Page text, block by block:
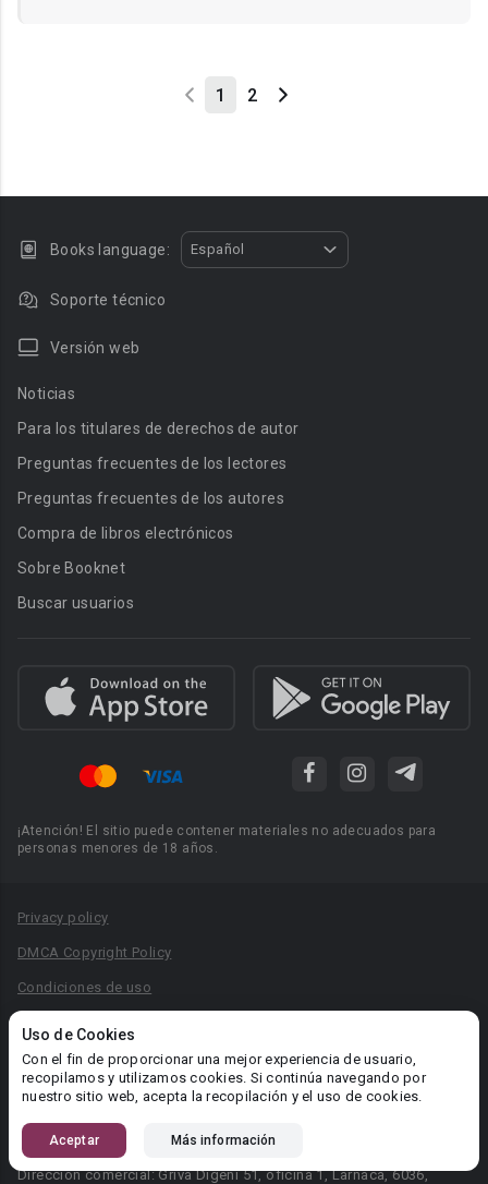
1 2
Uso de Cookies
Con el fin de proporcionar una mejor experiencia de usuario,
recopilamos y utilizamos cookies. Si continúa navegando por
nuestro sitio web, acepta la recopilación y el uso de cookies.
Aceptar Más información
Books language: Español
Soporte técnico
Versión web
Noticias
Para los titulares de derechos de autor
Preguntas frecuentes de los lectores
Preguntas frecuentes de los autores
Compra de libros electrónicos
Sobre Booknet
Buscar usuarios
¡Atención! El sitio puede contener materiales no adecuados para
personas menores de 18 años.
Privacy policy
DMCA Copyright Policy
Condiciones de uso
Reglas para la publicación de libros
Área RR.PP.: pr@booknet.com
© 2026 Booknet. Todos los derechos reservados.
Dirección comercial: Griva Digeni 51, oficina 1, Larnaca, 6036,